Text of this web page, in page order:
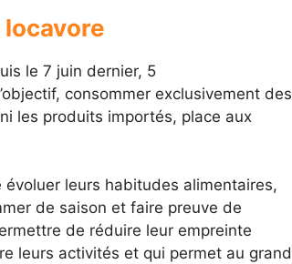
le 7 juin dernier, 5
consommer exclusivement des
les produits importés, place aux
leurs habitudes alimentaires,
de saison et faire preuve de
de réduire leur empreinte
leurs activités et qui permet au grand